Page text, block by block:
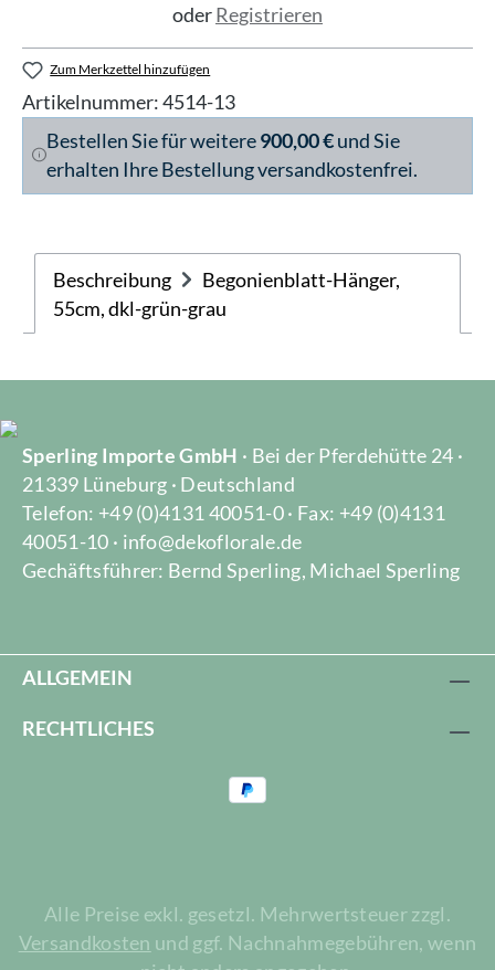
oderRegistrieren
Zum Merkzettel hinzufügen
Artikelnummer:4514-13
Bestellen Sie für weitere900,00 €und Sie
erhalten Ihre Bestellung versandkostenfrei.
Beschreibung
Begonienblatt-Hänger,
55cm, dkl-grün-grau
Sperling Importe GmbH · Bei der Pferdehütte 24 ·
21339 Lüneburg · Deutschland
Telefon: +49 (0)4131 40051-0 · Fax: +49 (0)4131
40051-10 · info@dekoflorale.de
Gechäftsführer: Bernd Sperling, Michael Sperling
ALLGEMEIN
RECHTLICHES
Alle Preise exkl. gesetzl. Mehrwertsteuer zzgl.
Versandkosten und ggf. Nachnahmegebühren, wenn